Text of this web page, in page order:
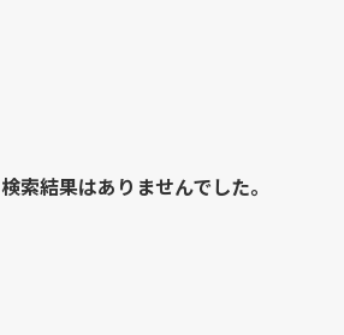
検索結果はありませんでした。